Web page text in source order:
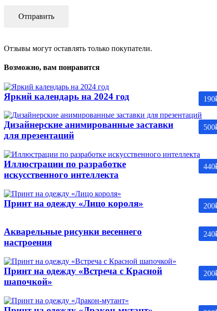
Отзывы могут оставлять только покупатели.
Возможно, вам понравится
190
Яркий календарь на 2024 год
500
Дизайнерские анимированные заставки
для презентаций
440
Иллюстрации по разработке
искусственного интеллекта
200
Принт на одежду «Лицо короля»
240
Акварельные рисунки весеннего
настроения
200
Принт на одежду «Встреча с Красной
шапочкой»